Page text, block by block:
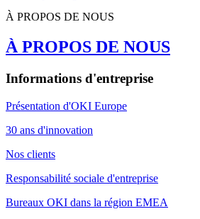
À PROPOS DE NOUS
À PROPOS DE NOUS
Informations d'entreprise
Présentation d'OKI Europe
30 ans d'innovation
Nos clients
Responsabilité sociale d'entreprise
Bureaux OKI dans la région EMEA